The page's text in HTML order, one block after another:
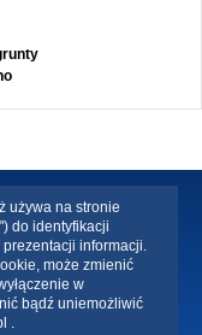
używa na stronie
do identyfikacji
informacji.
może zmienić
w
bądź uniemożliwić
.